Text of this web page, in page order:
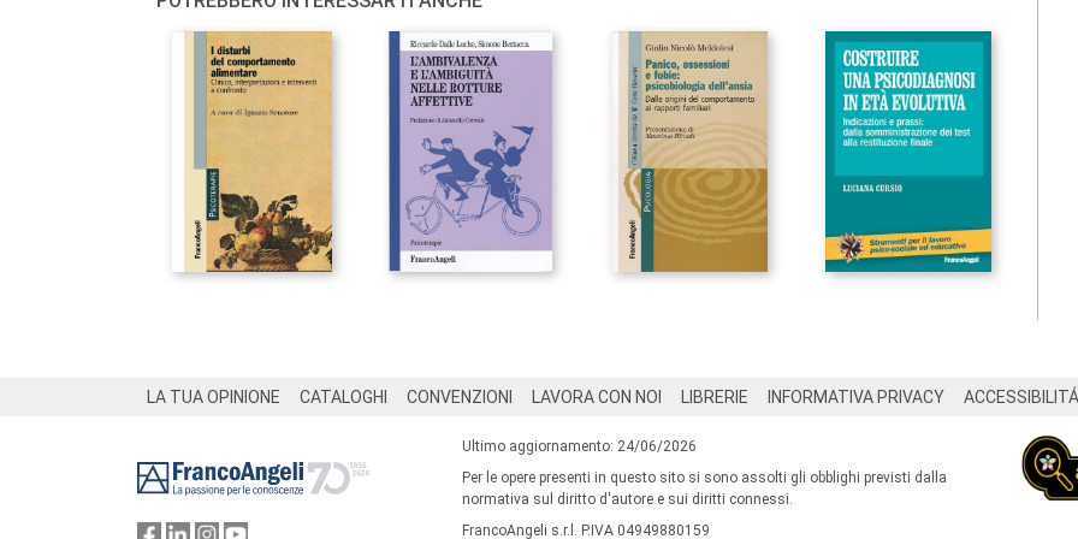
LA TUA OPINIONE CATALOGHI CONVENZIONI LAVORA CON NOI LIBRERIE INFORMATIVA PRIVACY ACCESSIBILITÁ
Ultimo aggiornamento: 24/06/2026
Per le opere presenti in questo sito si sono assolti gli obblighi previsti dalla
normativa sul diritto d'autore e sui diritti connessi.
FrancoAngeli s.r.l. P.IVA 04949880159